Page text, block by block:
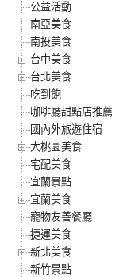
公益活動
南亞美食
南投美食
台中美食
台北美食
吃到飽
咖啡廳甜點店推薦
國內外旅遊住宿
大桃園美食
宅配美食
宜蘭景點
宜蘭美食
寵物友善餐廳
捷運美食
新北美食
新竹景點